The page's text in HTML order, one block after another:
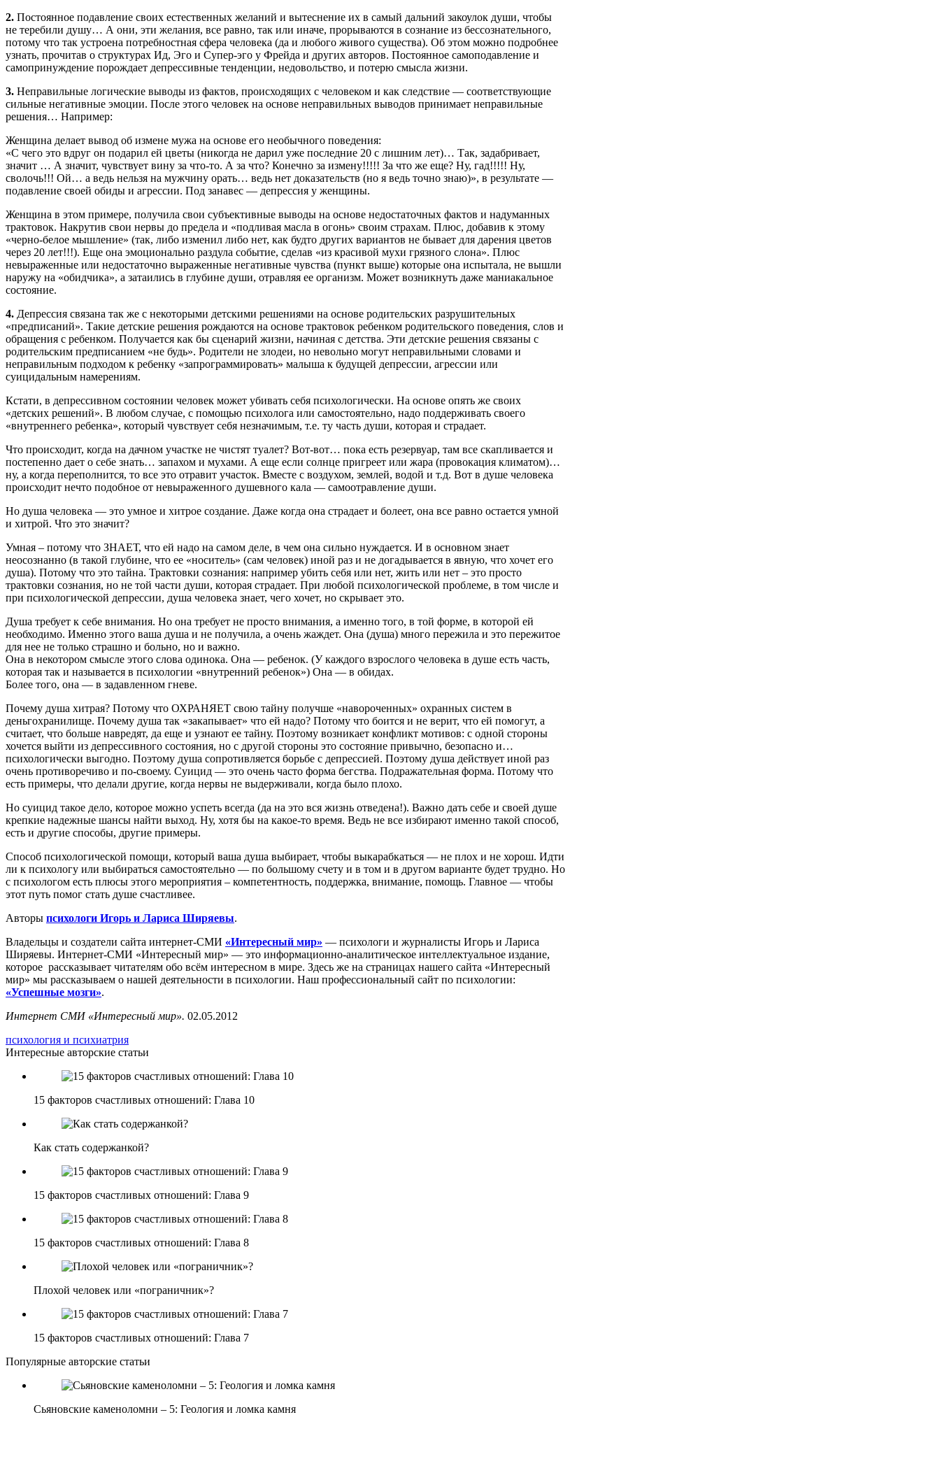
2. Постоянное подавление своих естественных желаний и вытеснение их в самый дальний закоулок души, чтобы
не теребили душу… А они, эти желания, все равно, так или иначе, прорываются в сознание из бессознательного,
потому что так устроена потребностная сфера человека (да и любого живого существа). Об этом можно подробнее
узнать, прочитав о структурах Ид, Эго и Супер-эго у Фрейда и других авторов. Постоянное самоподавление и
самопринуждение порождает депрессивные тенденции, недовольство, и потерю смысла жизни.
3. Неправильные логические выводы из фактов, происходящих с человеком и как следствие — соответствующие
сильные негативные эмоции. После этого человек на основе неправильных выводов принимает неправильные
решения… Например:
Женщина делает вывод об измене мужа на основе его необычного поведения:
«С чего это вдруг он подарил ей цветы (никогда не дарил уже последние 20 с лишним лет)… Так, задабривает,
значит … А значит, чувствует вину за что-то. А за что? Конечно за измену!!!!! За что же еще? Ну, гад!!!!! Ну,
сволочь!!! Ой… а ведь нельзя на мужчину орать… ведь нет доказательств (но я ведь точно знаю)», в результате —
подавление своей обиды и агрессии. Под занавес — депрессия у женщины.
Женщина в этом примере, получила свои субъективные выводы на основе недостаточных фактов и надуманных
трактовок. Накрутив свои нервы до предела и «подливая масла в огонь» своим страхам. Плюс, добавив к этому
«черно-белое мышление» (так, либо изменил либо нет, как будто других вариантов не бывает для дарения цветов
через 20 лет!!!). Еще она эмоционально раздула событие, сделав «из красивой мухи грязного слона». Плюс
невыраженные или недостаточно выраженные негативные чувства (пункт выше) которые она испытала, не вышли
наружу на «обидчика», а затаились в глубине души, отравляя ее организм. Может возникнуть даже маниакальное
состояние.
4. Депрессия связана так же с некоторыми детскими решениями на основе родительских разрушительных
«предписаний». Такие детские решения рождаются на основе трактовок ребенком родительского поведения, слов и
обращения с ребенком. Получается как бы сценарий жизни, начиная с детства. Эти детские решения связаны с
родительским предписанием «не будь». Родители не злодеи, но невольно могут неправильными словами и
неправильным подходом к ребенку «запрограммировать» малыша к будущей депрессии, агрессии или
суицидальным намерениям.
Кстати, в депрессивном состоянии человек может убивать себя психологически. На основе опять же своих
«детских решений». В любом случае, с помощью психолога или самостоятельно, надо поддерживать своего
«внутреннего ребенка», который чувствует себя незначимым, т.е. ту часть души, которая и страдает.
Что происходит, когда на дачном участке не чистят туалет? Вот-вот… пока есть резервуар, там все скапливается и
постепенно дает о себе знать… запахом и мухами. А еще если солнце пригреет или жара (провокация климатом)…
ну, а когда переполнится, то все это отравит участок. Вместе с воздухом, землей, водой и т.д. Вот в душе человека
происходит нечто подобное от невыраженного душевного кала — самоотравление души.
Но душа человека — это умное и хитрое создание. Даже когда она страдает и болеет, она все равно остается умной
и хитрой. Что это значит?
Умная – потому что ЗНАЕТ, что ей надо на самом деле, в чем она сильно нуждается. И в основном знает
неосознанно (в такой глубине, что ее «носитель» (сам человек) иной раз и не догадывается в явную, что хочет его
душа). Потому что это тайна. Трактовки сознания: например убить себя или нет, жить или нет – это просто
трактовки сознания, но не той части души, которая страдает. При любой психологической проблеме, в том числе и
при психологической депрессии, душа человека знает, чего хочет, но скрывает это.
Душа требует к себе внимания. Но она требует не просто внимания, а именно того, в той форме, в которой ей
необходимо. Именно этого ваша душа и не получила, а очень жаждет. Она (душа) много пережила и это пережитое
для нее не только страшно и больно, но и важно.
Она в некотором смысле этого слова одинока. Она — ребенок. (У каждого взрослого человека в душе есть часть,
которая так и называется в психологии «внутренний ребенок») Она — в обидах.
Более того, она — в задавленном гневе.
Почему душа хитрая? Потому что ОХРАНЯЕТ свою тайну получше «навороченных» охранных систем в
деньгохранилище. Почему душа так «закапывает» что ей надо? Потому что боится и не верит, что ей помогут, а
считает, что больше навредят, да еще и узнают ее тайну. Поэтому возникает конфликт мотивов: с одной стороны
хочется выйти из депрессивного состояния, но с другой стороны это состояние привычно, безопасно и…
психологически выгодно. Поэтому душа сопротивляется борьбе с депрессией. Поэтому душа действует иной раз
очень противоречиво и по-своему. Суицид — это очень часто форма бегства. Подражательная форма. Потому что
есть примеры, что делали другие, когда нервы не выдерживали, когда было плохо.
Но суицид такое дело, которое можно успеть всегда (да на это вся жизнь отведена!). Важно дать себе и своей душе
крепкие надежные шансы найти выход. Ну, хотя бы на какое-то время. Ведь не все избирают именно такой способ,
есть и другие способы, другие примеры.
Способ психологической помощи, который ваша душа выбирает, чтобы выкарабкаться — не плох и не хорош. Идти
ли к психологу или выбираться самостоятельно — по большому счету и в том и в другом варианте будет трудно. Но
с психологом есть плюсы этого мероприятия – компетентность, поддержка, внимание, помощь. Главное — чтобы
этот путь помог стать душе счастливее.
Авторы психологи Игорь и Лариса Ширяевы.
Владельцы и создатели сайта интернет-СМИ «Интересный мир» — психологи и журналисты Игорь и Лариса
Ширяевы. Интернет-СМИ «Интересный мир» — это информационно-аналитическое интеллектуальное издание,
которое рассказывает читателям обо всём интересном в мире. Здесь же на страницах нашего сайта «Интересный
мир» мы рассказываем о нашей деятельности в психологии. Наш профессиональный сайт по психологии:
«Успешные мозги».
Интернет СМИ «Интересный мир». 02.05.2012
психология и психиатрия
Интересные авторские статьи
15 факторов счастливых отношений: Глава 10
Как стать содержанкой?
15 факторов счастливых отношений: Глава 9
15 факторов счастливых отношений: Глава 8
Плохой человек или «пограничник»?
15 факторов счастливых отношений: Глава 7
Популярные авторские статьи
Сьяновские каменоломни – 5: Геология и ломка камня